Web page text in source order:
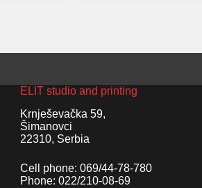
ELIT studio and printing
Krnješevačka 59,
Šimanovci
22310, Serbia
Cell phone: 069/44-78-780
Phone: 022/210-08-69